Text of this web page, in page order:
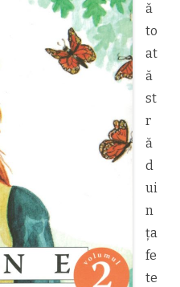
ă
to
at
ă
st
r
ă
d
ui
n
ța
fe
te